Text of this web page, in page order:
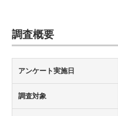
ちょっと気になるネットの
調査概要
アンケート実施日
調査対象